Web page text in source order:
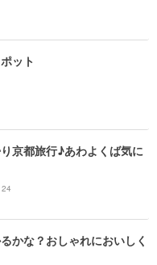
ット
京都旅行♪あわよくば気に
24
かな？おしゃれにおいしく